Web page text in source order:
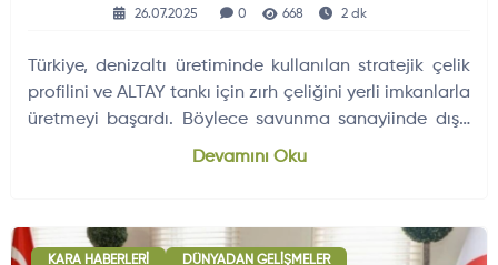
26.07.2025 0 668 2 dk
Türkiye, denizaltı üretiminde kullanılan stratejik çelik
profilini ve ALTAY tankı için zırh çeliğini yerli imkanlarla
üretmeyi başardı. Böylece savunma sanayiinde dışa
bağımlılık kritik bir alanda daha sona erdi.
Devamını Oku
KARA HABERLERI DÜNYADAN GELIŞMELER